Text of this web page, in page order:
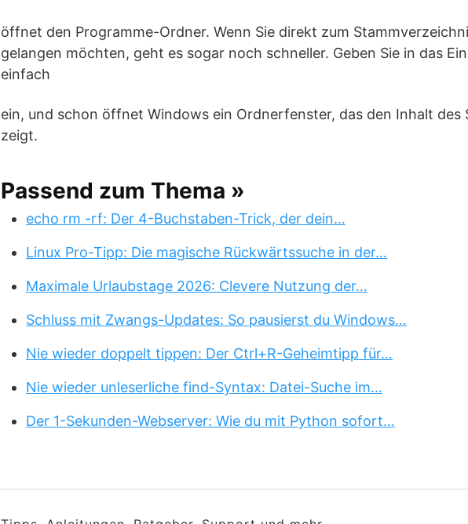
öffnet den Programme-Ordner. Wenn Sie direkt zum
gelangen möchten, geht es sogar noch schneller. Geben Sie in das
einfach
ein, und schon öffnet Windows ein Ordnerfenster, das den Inhalt des
zeigt.
Passend zum Thema »
echo rm -rf: Der 4-Buchstaben-Trick, der dein…
Linux Pro-Tipp: Die magische Rückwärtssuche in der…
Maximale Urlaubstage 2026: Clevere Nutzung der…
Schluss mit Zwangs-Updates: So pausierst du Windows…
Nie wieder doppelt tippen: Der Ctrl+R-Geheimtipp für…
Nie wieder unleserliche find-Syntax: Datei-Suche im…
Der 1-Sekunden-Webserver: Wie du mit Python sofort…